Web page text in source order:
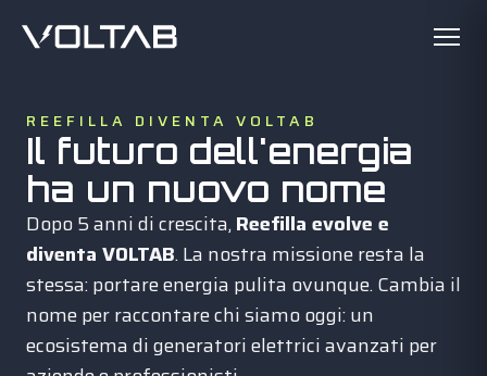
REEFILLA DIVENTA VOLTAB
Il futuro dell'energia
ha un nuovo nome
Dopo 5 anni di crescita,Reefilla evolve e
diventa VOLTAB. La nostra missione resta la
stessa: portare energia pulita ovunque. Cambia il
nome per raccontare chi siamo oggi: un
ecosistema di generatori elettrici avanzati per